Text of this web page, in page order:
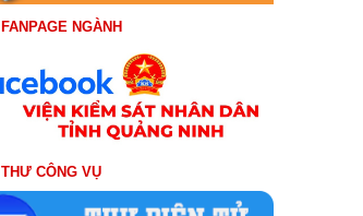
FANPAGE NGÀNH
THƯ CÔNG VỤ